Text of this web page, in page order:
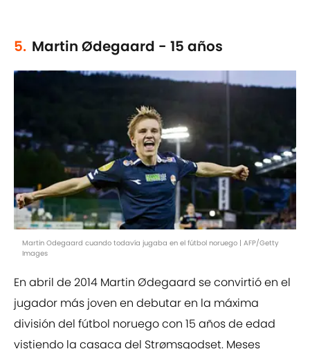
5. Martin Ødegaard - 15 años
Martin Odegaard cuando todavía jugaba en el fútbol noruego | AFP/Getty
Images
En abril de 2014 Martin Ødegaard se convirtió en el
jugador más joven en debutar en la máxima
división del fútbol noruego con 15 años de edad
vistiendo la casaca del Strømsgodset. Meses